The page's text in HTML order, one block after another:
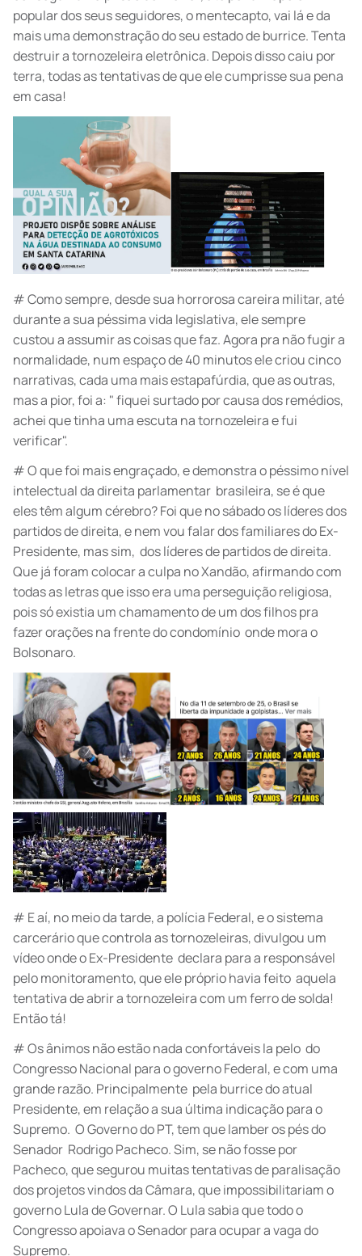
popular dos seus seguidores, o mentecapto, vai lá e da
mais uma demonstração do seu estado de burrice. Tenta
destruir a tornozeleira eletrônica. Depois disso caiu por
terra, todas as tentativas de que ele cumprisse sua pena
em casa!
# Como sempre, desde sua horrorosa careira militar, até
durante a sua péssima vida legislativa, ele sempre
custou a assumir as coisas que faz. Agora pra não fugir a
normalidade, num espaço de 40 minutos ele criou cinco
narrativas, cada uma mais estapafúrdia, que as outras,
mas a pior, foi a: " fiquei surtado por causa dos remédios,
achei que tinha uma escuta na tornozeleira e fui
verificar".
# O que foi mais engraçado, e demonstra o péssimo nível
intelectual da direita parlamentar brasileira, se é que
eles têm algum cérebro? Foi que no sábado os líderes dos
partidos de direita, e nem vou falar dos familiares do Ex-
Presidente, mas sim, dos líderes de partidos de direita.
Que já foram colocar a culpa no Xandão, afirmando com
todas as letras que isso era uma perseguição religiosa,
pois só existia um chamamento de um dos filhos pra
fazer orações na frente do condomínio onde mora o
Bolsonaro.
# E aí, no meio da tarde, a polícia Federal, e o sistema
carcerário que controla as tornozeleiras, divulgou um
vídeo onde o Ex-Presidente declara para a responsável
pelo monitoramento, que ele próprio havia feito aquela
tentativa de abrir a tornozeleira com um ferro de solda!
Então tá!
# Os ânimos não estão nada confortáveis la pelo do
Congresso Nacional para o governo Federal, e com uma
grande razão. Principalmente pela burrice do atual
Presidente, em relação a sua última indicação para o
Supremo. O Governo do PT, tem que lamber os pés do
Senador Rodrigo Pacheco. Sim, se não fosse por
Pacheco, que segurou muitas tentativas de paralisação
dos projetos vindos da Câmara, que impossibilitariam o
governo Lula de Governar. O Lula sabia que todo o
Congresso apoiava o Senador para ocupar a vaga do
Supremo.